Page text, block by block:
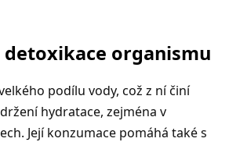
detoxikace organismu
podílu vody, což z ní činí
hydratace, zejména v
Její konzumace pomáhá také s